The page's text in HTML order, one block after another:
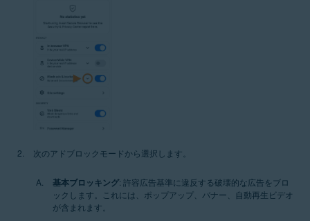
次のアドブロックモードから選択します。
基本ブロッキング: 許容広告基準に違反する破壊的な広告をブロ
ックします。これには、ポップアップ、バナー、自動再生ビデオ
が含まれます。